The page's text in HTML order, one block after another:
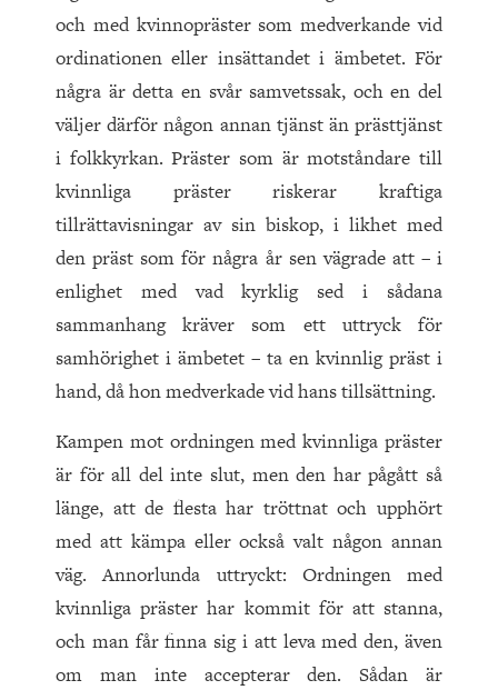
och med kvinnopräster som medverkande vid
ordinationen eller insättandet i ämbetet. För
några är detta en svår samvetssak, och en del
väljer därför någon annan tjänst än prästtjänst
i folkkyrkan. Präster som är motståndare till
kvinnliga präster riskerar kraftiga
tillrättavisningar av sin biskop, i likhet med
den präst som för några år sen vägrade att – i
enlighet med vad kyrklig sed i sådana
sammanhang kräver som ett uttryck för
samhörighet i ämbetet – ta en kvinnlig präst i
hand, då hon medverkade vid hans tillsättning.
Kampen mot ordningen med kvinnliga präster
är för all del inte slut, men den har pågått så
länge, att de flesta har tröttnat och upphört
med att kämpa eller också valt någon annan
väg. Annorlunda uttryckt: Ordningen med
kvinnliga präster har kommit för att stanna,
och man får finna sig i att leva med den, även
om man inte accepterar den. Sådan är